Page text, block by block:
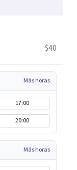
y te
$40
Más horas
17:00
20:00
Más horas